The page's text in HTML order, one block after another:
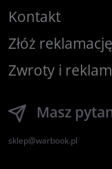
Kontakt
Złóż reklamację
Zwroty i
Masz
sklep@warbook.pl